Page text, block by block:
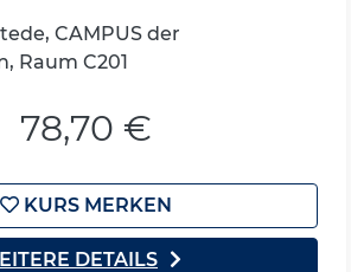
CAMPUS der
Raum C201
78,70 €
KURS MERKEN
DETAILS